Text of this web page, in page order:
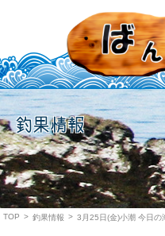
釣果情報
TOP > 釣果情報 > 3月25日(金)小潮 今日の